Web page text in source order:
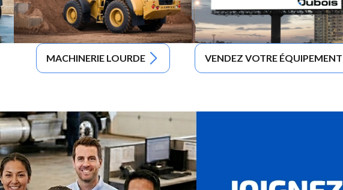
MACHINERIE LOURDE VENDEZ VOTRE ÉQUIPEMENT